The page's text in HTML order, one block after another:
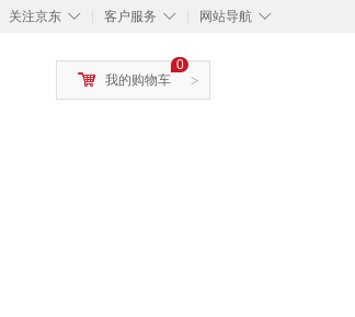
◇
关注京东 ◇
客户服务 ◇
网站导航
>
0
我的购物车